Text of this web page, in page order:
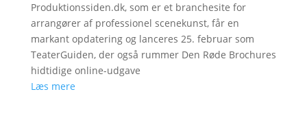
Produktionssiden.dk, som er et branchesite for
arrangører af professionel scenekunst, får en
markant opdatering og lanceres 25. februar som
TeaterGuiden, der også rummer Den Røde Brochures
hidtidige online-udgave
Læs mere